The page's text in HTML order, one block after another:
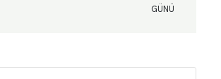
GÜNÜ